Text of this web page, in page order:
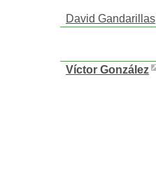
David Gandarillas
Víctor González